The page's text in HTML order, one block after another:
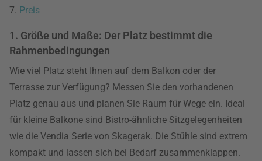
7. Preis
1. Größe und Maße: Der Platz bestimmt die
Rahmenbedingungen
Wie viel Platz steht Ihnen auf dem Balkon oder der
Terrasse zur Verfügung? Messen Sie den vorhandenen
Platz genau aus und planen Sie Raum für Wege ein. Ideal
für kleine Balkone sind Bistro-ähnliche Sitzgelegenheiten
wie die Vendia Serie von Skagerak. Die Stühle sind extrem
kompakt und lassen sich bei Bedarf zusammenklappen.